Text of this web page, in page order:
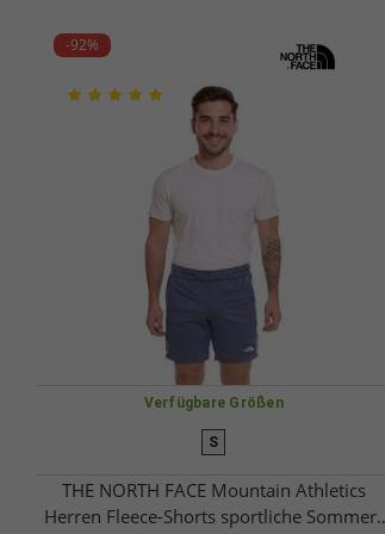
-92%
Verfügbare Größen
S
THE NORTH FACE Mountain Athletics
Herren Fleece-Shorts sportliche Sommer-